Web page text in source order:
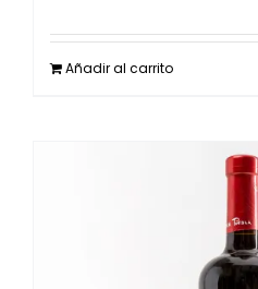
Añadir al carrito